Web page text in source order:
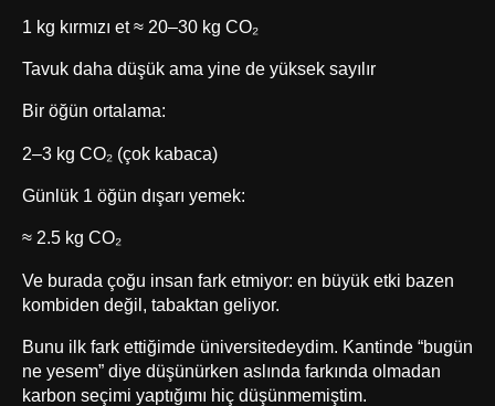
1 kg kırmızı et ≈ 20–30 kg CO₂
Tavuk daha düşük ama yine de yüksek sayılır
Bir öğün ortalama:
2–3 kg CO₂ (çok kabaca)
Günlük 1 öğün dışarı yemek:
≈ 2.5 kg CO₂
Ve burada çoğu insan fark etmiyor: en büyük etki bazen
kombiden değil, tabaktan geliyor.
Bunu ilk fark ettiğimde üniversitedeydim. Kantinde “bugün
ne yesem” diye düşünürken aslında farkında olmadan
karbon seçimi yaptığımı hiç düşünmemiştim.